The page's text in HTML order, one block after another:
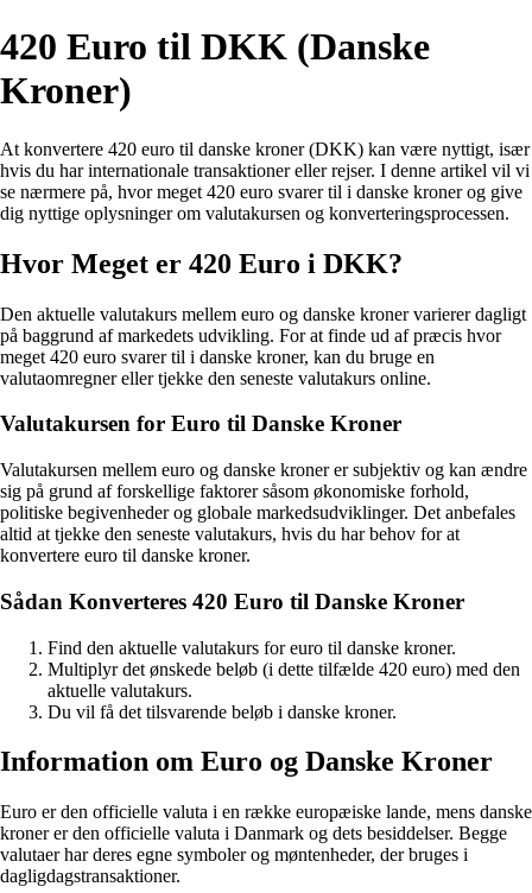
420 Euro til DKK (Danske
Kroner)
At konvertere 420 euro til danske kroner (DKK) kan være nyttigt, især
hvis du har internationale transaktioner eller rejser. I denne artikel vil vi
se nærmere på, hvor meget 420 euro svarer til i danske kroner og give
dig nyttige oplysninger om valutakursen og konverteringsprocessen.
Hvor Meget er 420 Euro i DKK?
Den aktuelle valutakurs mellem euro og danske kroner varierer dagligt
på baggrund af markedets udvikling. For at finde ud af præcis hvor
meget 420 euro svarer til i danske kroner, kan du bruge en
valutaomregner eller tjekke den seneste valutakurs online.
Valutakursen for Euro til Danske Kroner
Valutakursen mellem euro og danske kroner er subjektiv og kan ændre
sig på grund af forskellige faktorer såsom økonomiske forhold,
politiske begivenheder og globale markedsudviklinger. Det anbefales
altid at tjekke den seneste valutakurs, hvis du har behov for at
konvertere euro til danske kroner.
Sådan Konverteres 420 Euro til Danske Kroner
Find den aktuelle valutakurs for euro til danske kroner.
Multiplyr det ønskede beløb (i dette tilfælde 420 euro) med den
aktuelle valutakurs.
Du vil få det tilsvarende beløb i danske kroner.
Information om Euro og Danske Kroner
Euro er den officielle valuta i en række europæiske lande, mens danske
kroner er den officielle valuta i Danmark og dets besiddelser. Begge
valutaer har deres egne symboler og møntenheder, der bruges i
dagligdagstransaktioner.